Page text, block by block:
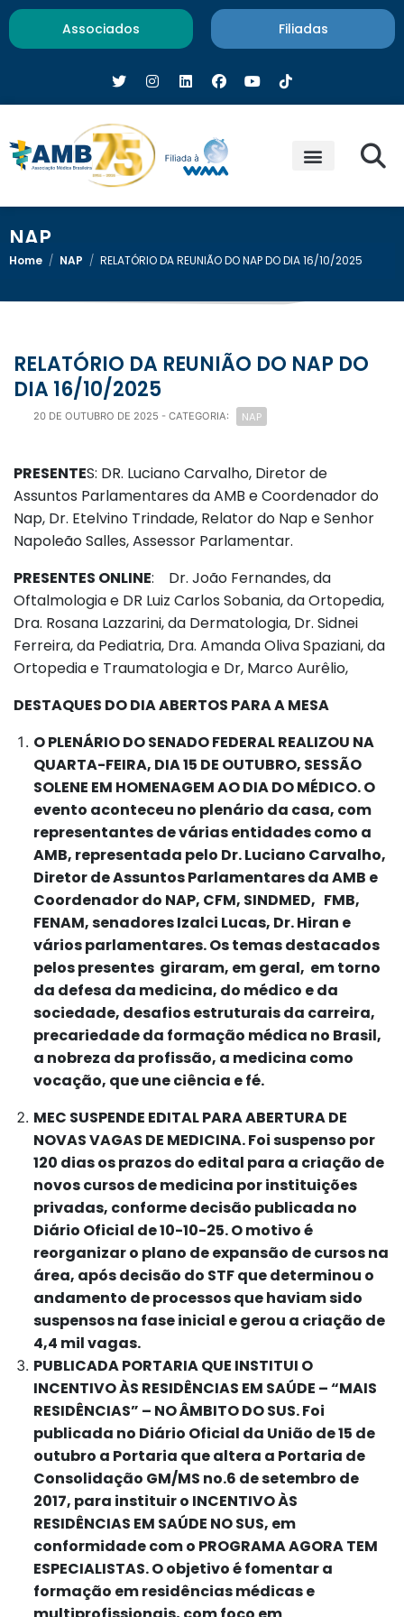
Associados Filiadas
NAP
Home / NAP / RELATÓRIO DA REUNIÃO DO NAP DO DIA 16/10/2025
RELATÓRIO DA REUNIÃO DO NAP DO
DIA 16/10/2025
20 DE OUTUBRO DE 2025 - CATEGORIA: NAP
PRESENTES: DR. Luciano Carvalho, Diretor de
Assuntos Parlamentares da AMB e Coordenador do
Nap, Dr. Etelvino Trindade, Relator do Nap e Senhor
Napoleão Salles, Assessor Parlamentar.
PRESENTES ONLINE: Dr. João Fernandes, da
Oftalmologia e DR Luiz Carlos Sobania, da Ortopedia,
Dra. Rosana Lazzarini, da Dermatologia, Dr. Sidnei
Ferreira, da Pediatria, Dra. Amanda Oliva Spaziani, da
Ortopedia e Traumatologia e Dr, Marco Aurêlio,
DESTAQUES DO DIA ABERTOS PARA A MESA
O PLENÁRIO DO SENADO FEDERAL REALIZOU NA
QUARTA-FEIRA, DIA 15 DE OUTUBRO, SESSÃO
SOLENE EM HOMENAGEM AO DIA DO MÉDICO. O
evento aconteceu no plenário da casa, com
representantes de várias entidades como a
AMB, representada pelo Dr. Luciano Carvalho,
Diretor de Assuntos Parlamentares da AMB e
Coordenador do NAP, CFM, SINDMED, FMB,
FENAM, senadores Izalci Lucas, Dr. Hiran e
vários parlamentares. Os temas destacados
pelos presentes giraram, em geral, em torno
da defesa da medicina, do médico e da
sociedade, desafios estruturais da carreira,
precariedade da formação médica no Brasil,
a nobreza da profissão, a medicina como
vocação, que une ciência e fé.
MEC SUSPENDE EDITAL PARA ABERTURA DE
NOVAS VAGAS DE MEDICINA. Foi suspenso por
120 dias os prazos do edital para a criação de
novos cursos de medicina por instituições
privadas, conforme decisão publicada no
Diário Oficial de 10-10-25. O motivo é
reorganizar o plano de expansão de cursos na
área, após decisão do STF que determinou o
andamento de processos que haviam sido
suspensos na fase inicial e gerou a criação de
4,4 mil vagas.
PUBLICADA PORTARIA QUE INSTITUI O
INCENTIVO ÀS RESIDÊNCIAS EM SAÚDE – “MAIS
RESIDÊNCIAS” – NO ÂMBITO DO SUS. Foi
publicada no Diário Oficial da União de 15 de
outubro a Portaria que altera a Portaria de
Consolidação GM/MS no.6 de setembro de
2017, para instituir o INCENTIVO ÀS
RESIDÊNCIAS EM SAÚDE NO SUS, em
conformidade com o PROGRAMA AGORA TEM
ESPECIALISTAS. O objetivo é fomentar a
formação em residências médicas e